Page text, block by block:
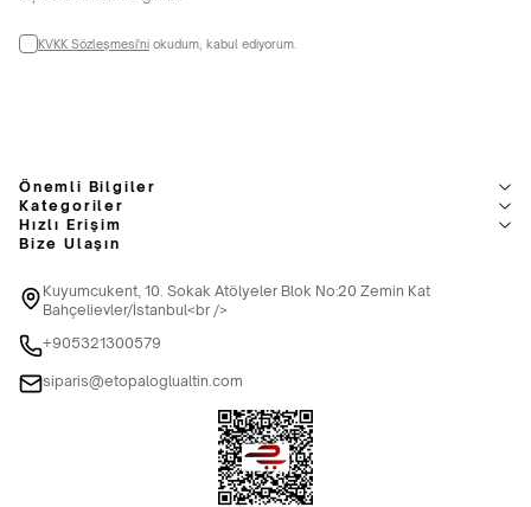
KVKK Sözleşmesi'ni okudum, kabul ediyorum.
Önemli Bilgiler
Kategoriler
Hızlı Erişim
Bize Ulaşın
Kuyumcukent, 10. Sokak Atölyeler Blok No:20 Zemin Kat
Bahçelievler/İstanbul<br />
+905321300579
siparis@etopaloglualtin.com